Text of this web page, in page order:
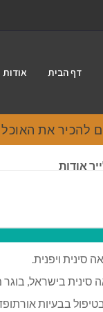
דף הבית אודות
להכיר את האוכל
אודות
סינית ויפנית.
בישראל, בוגר
בבעיות